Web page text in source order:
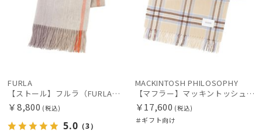
FURLA
【ストール】フルラ（FURLA）ウール100％オンブレーカラーブロック 190*50
￥8,800 (税込)
5.0 （3）
MACKINTOSH PHILOSOPHY
【マフラー】マッキントッシュ フィロソフィー (MACKINTOSH PHILOSOPHY) クラシカルチェック カシミヤ100％
￥17,600 (税込)
＃ギフト向け